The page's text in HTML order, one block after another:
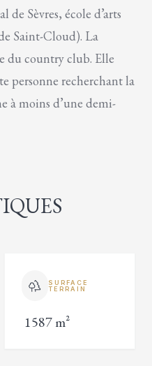
Sèvres, école d’arts
Saint-Cloud). La
du country club. Elle
personne recherchant la
à moins d’une demi-
SURFACE
TERRAIN
1587 m²